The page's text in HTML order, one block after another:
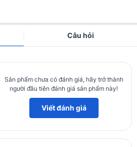
Câu hỏi
Sản phẩm chưa có đánh giá, hãy trở thành
người đầu tiên đánh giá sản phẩm này!
Viết đánh giá